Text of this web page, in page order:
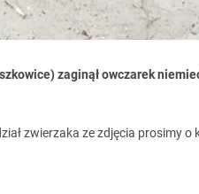
zaginął owczarek
zwierzaka ze zdjęcia prosimy